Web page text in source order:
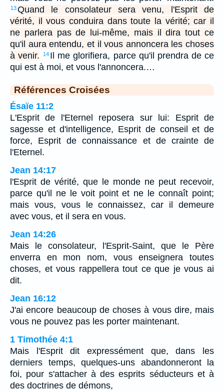
13Quand le consolateur sera venu, l'Esprit de
vérité, il vous conduira dans toute la vérité; car il
ne parlera pas de lui-même, mais il dira tout ce
qu'il aura entendu, et il vous annoncera les choses
à venir.
14 Il me glorifiera, parce qu'il prendra de ce
qui est à moi, et vous l'annoncera.…
Références Croisées
Ésaïe 11:2
L'Esprit de l'Eternel reposera sur lui: Esprit de
sagesse et d'intelligence, Esprit de conseil et de
force, Esprit de connaissance et de crainte de
l'Eternel.
Jean 14:17
l'Esprit de vérité, que le monde ne peut recevoir,
parce qu'il ne le voit point et ne le connaît point;
mais vous, vous le connaissez, car il demeure
avec vous, et il sera en vous.
Jean 14:26
Mais le consolateur, l'Esprit-Saint, que le Père
enverra en mon nom, vous enseignera toutes
choses, et vous rappellera tout ce que je vous ai
dit.
Jean 16:12
J'ai encore beaucoup de choses à vous dire, mais
vous ne pouvez pas les porter maintenant.
1 Timothée 4:1
Mais l'Esprit dit expressément que, dans les
derniers temps, quelques-uns abandonneront la
foi, pour s'attacher à des esprits séducteurs et à
des doctrines de démons,